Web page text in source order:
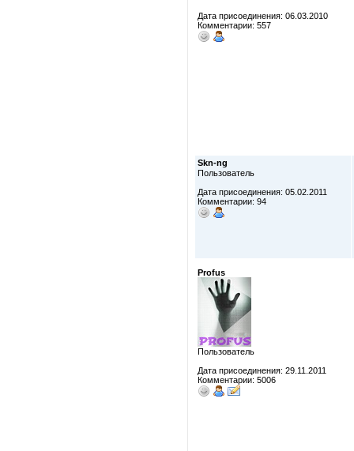
Дата присоединения: 06.03.2010
Комментарии: 557
Skn-ng
Пользователь
Дата присоединения: 05.02.2011
Комментарии: 94
Profus
Пользователь
Дата присоединения: 29.11.2011
Комментарии: 5006